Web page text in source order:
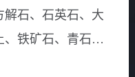
解石、石英石、大
铁矿石、青石、